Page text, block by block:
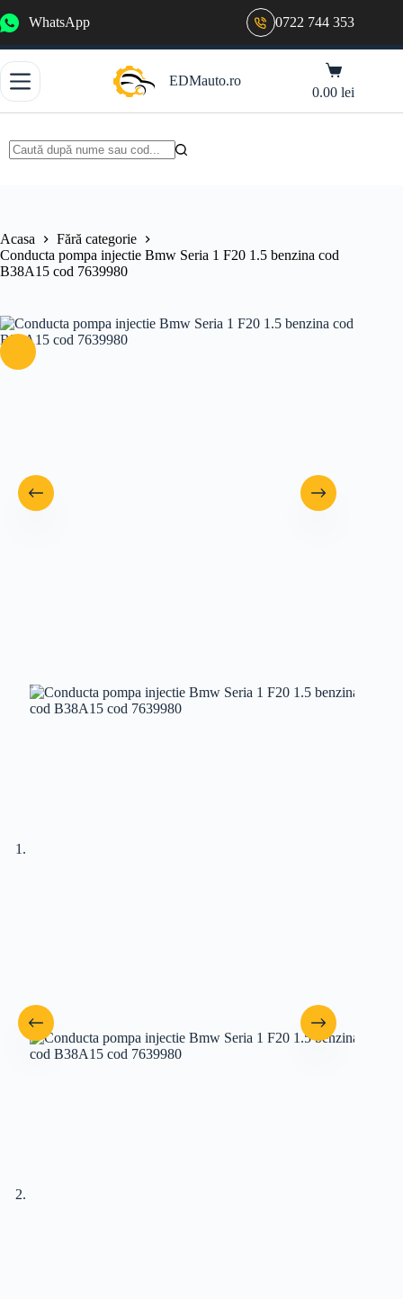
la
WhatsApp 0722 744 353
EDMauto.ro
Coș
de
cumpărături
0.00lei
Acasa
Fără categorie
Conducta pompa injectie Bmw Seria 1 F20 1.5 benzina cod
B38A15 cod 7639980